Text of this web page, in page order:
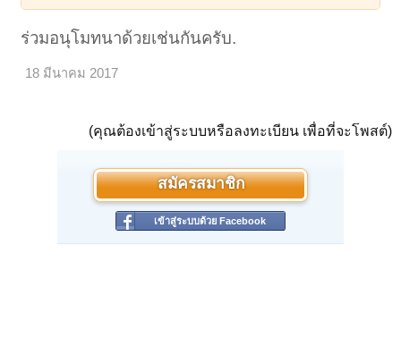
๑. เช้าโปรดสัตว์ บิณฑบาต
๒. เย็นทรงแสดงธรรมโปรดมหาชน
๓. ค่ำโอวาทสั่งสอนพระภิกษุสงฆ์
๔. เที่ยงคืน แก้ปัญหาเทวดา
กรรมฐาน - Meditation - ทำไมเราสวดมนต์บทเมตตาใหญ่ล่ะ?
ร่วมอนุโมทนาด้วยเช่นกันครับ.
18 มีนาคม 2017
(คุณต้องเข้าสู่ระบบหรือลงทะเบียน เพื่อที่จะโพสต์)
สมัครสมาชิก
เข้าสู่ระบบด้วย Facebook